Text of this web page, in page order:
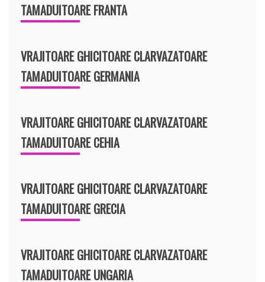
TAMADUITOARE FRANTA
VRAJITOARE GHICITOARE CLARVAZATOARE
TAMADUITOARE GERMANIA
VRAJITOARE GHICITOARE CLARVAZATOARE
TAMADUITOARE CEHIA
VRAJITOARE GHICITOARE CLARVAZATOARE
TAMADUITOARE GRECIA
VRAJITOARE GHICITOARE CLARVAZATOARE
TAMADUITOARE UNGARIA